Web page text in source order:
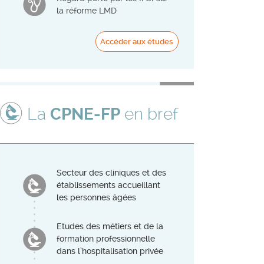
la réforme LMD
Accéder aux études
La CPNE-FPen bref
Secteur des cliniques et des
établissements accueillant
les personnes âgées
Etudes des métiers et de la
formation professionnelle
dans l’hospitalisation privée